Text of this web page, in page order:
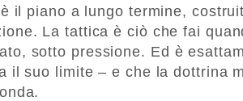
il piano a lungo termine,
La tattica è ciò che fai
sotto pressione. Ed è
il suo limite – e che la dottrina